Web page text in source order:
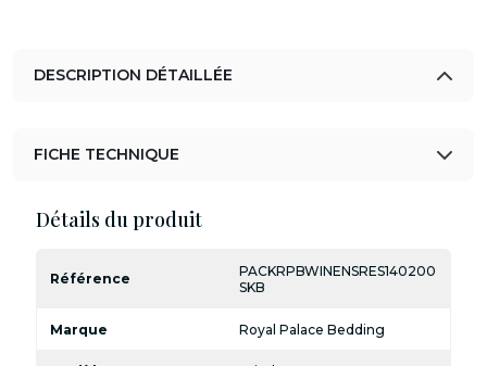
DESCRIPTION DÉTAILLÉE
FICHE TECHNIQUE
Détails du produit
Référence
PACKRPBWINENSRES140200
SKB
Marque Royal Palace Bedding